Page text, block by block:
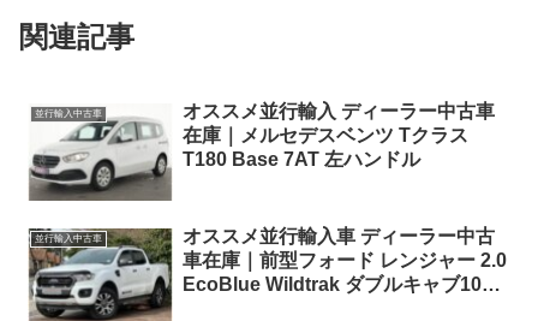
関連記事
並行輸入中古車
オススメ並行輸入 ディーラー中古車
在庫｜メルセデスベンツ Tクラス
T180 Base 7AT 左ハンドル
並行輸入中古車
オススメ並行輸入車 ディーラー中古
車在庫｜前型フォード レンジャー 2.0
EcoBlue Wildtrak ダブルキャブ10AT